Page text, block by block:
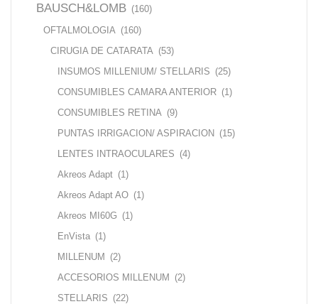
BAUSCH&LOMB (160)
OFTALMOLOGIA (160)
CIRUGIA DE CATARATA (53)
INSUMOS MILLENIUM/ STELLARIS (25)
CONSUMIBLES CAMARA ANTERIOR (1)
CONSUMIBLES RETINA (9)
PUNTAS IRRIGACION/ ASPIRACION (15)
LENTES INTRAOCULARES (4)
Akreos Adapt (1)
Akreos Adapt AO (1)
Akreos MI60G (1)
EnVista (1)
MILLENUM (2)
ACCESORIOS MILLENUM (2)
STELLARIS (22)